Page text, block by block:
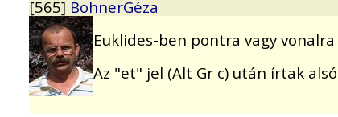
[565] BohnerGéza
Euklides-ben pontra vagy
Az "et" jel (Alt Gr c) után írtak